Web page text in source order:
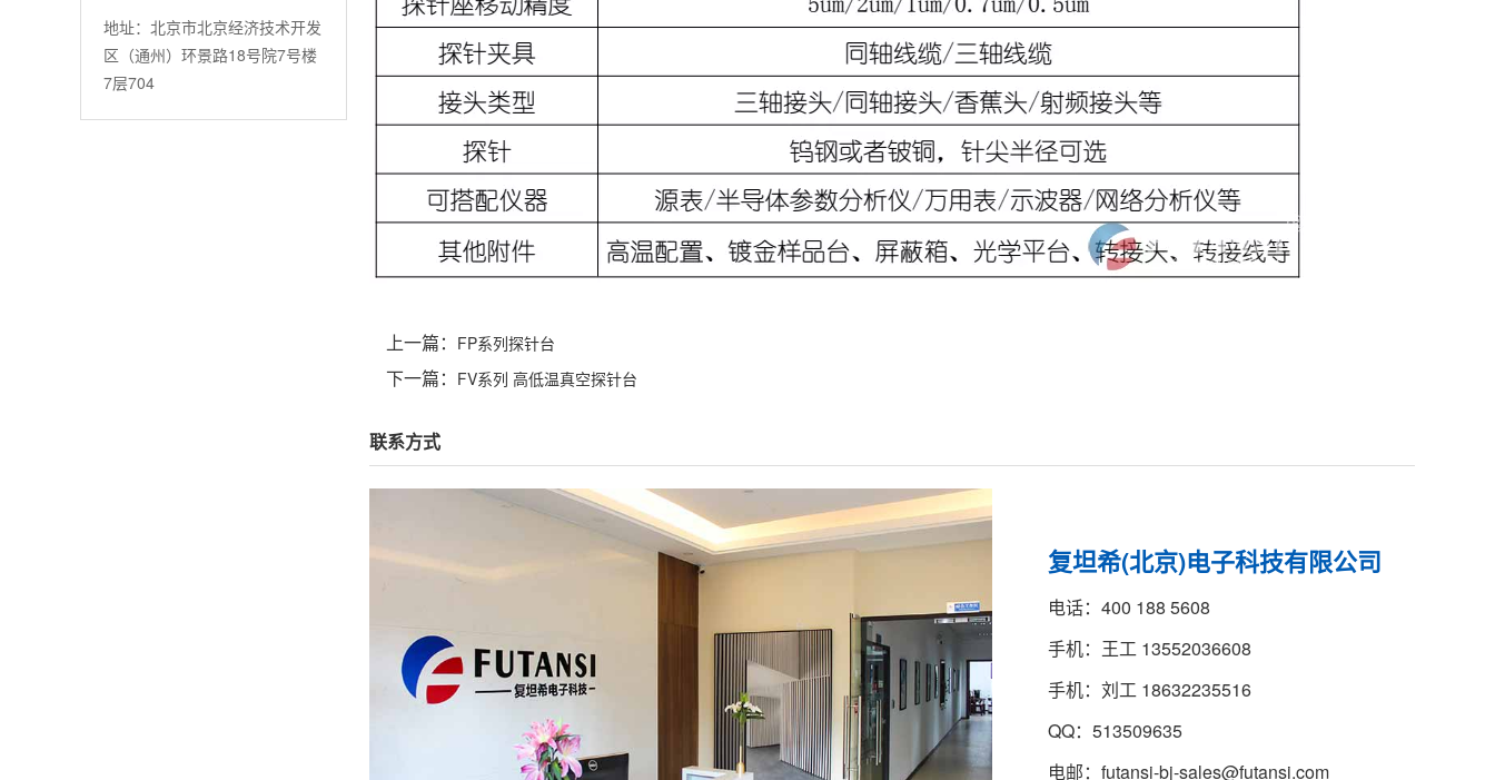
地址：北京市北京经济技术开发
区（通州）环景路18号院7号楼
7层704
上一篇： FP系列探针台
下一篇： FV系列 高低温真空探针台
联系方式
复坦希(北京)电子科技有限公司
电话：400 188 5608
手机：王工 13552036608
手机：刘工 18632235516
QQ：513509635
电邮：futansi-bj-sales@futansi.com